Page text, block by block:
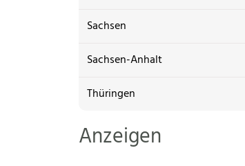
Sachsen
Sachsen-Anhalt
Thüringen
Anzeigen